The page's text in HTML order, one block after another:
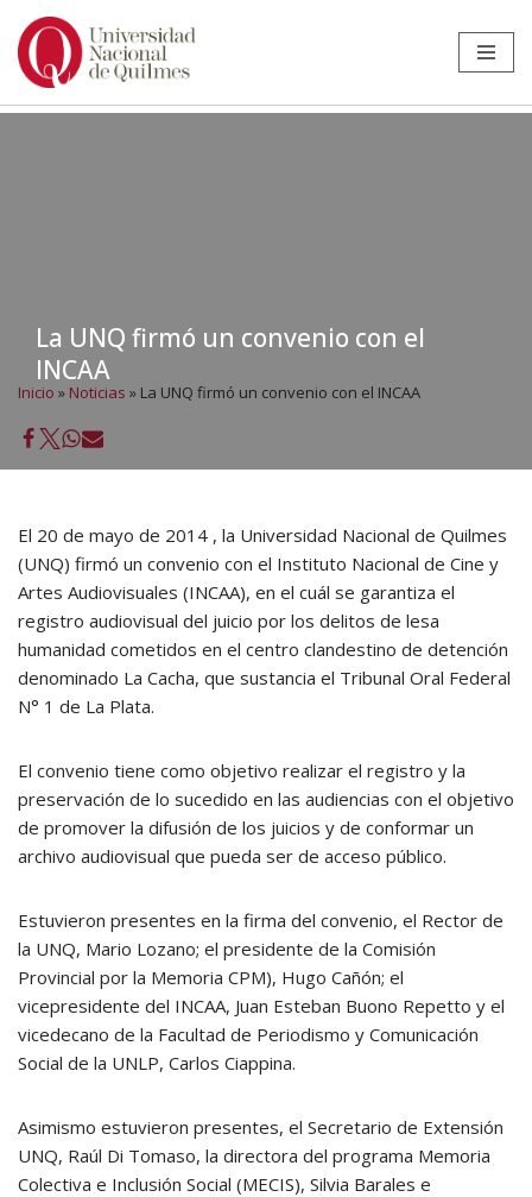
Ir
La UNQ firmó un convenio con el
INCAA
Inicio » Noticias » La UNQ firmó un convenio con el INCAA
El 20 de mayo de 2014 , la Universidad Nacional de Quilmes
(UNQ) firmó un convenio con el Instituto Nacional de Cine y
Artes Audiovisuales (INCAA), en el cuál se garantiza el
registro audiovisual del juicio por los delitos de lesa
humanidad cometidos en el centro clandestino de detención
denominado La Cacha, que sustancia el Tribunal Oral Federal
N° 1 de La Plata.
El convenio tiene como objetivo realizar el registro y la
preservación de lo sucedido en las audiencias con el objetivo
de promover la difusión de los juicios y de conformar un
archivo audiovisual que pueda ser de acceso público.
Estuvieron presentes en la firma del convenio, el Rector de
la UNQ, Mario Lozano; el presidente de la Comisión
Provincial por la Memoria CPM), Hugo Cañón; el
vicepresidente del INCAA, Juan Esteban Buono Repetto y el
vicedecano de la Facultad de Periodismo y Comunicación
Social de la UNLP, Carlos Ciappina.
Asimismo estuvieron presentes, el Secretario de Extensión
UNQ, Raúl Di Tomaso, la directora del programa Memoria
Colectiva e Inclusión Social (MECIS), Silvia Barales e